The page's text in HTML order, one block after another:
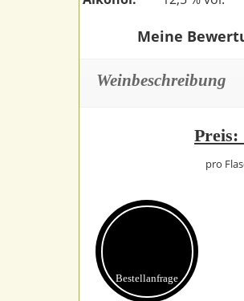
Meine
Weinbeschreibung
Preis:
pro
Bestell­anfrage